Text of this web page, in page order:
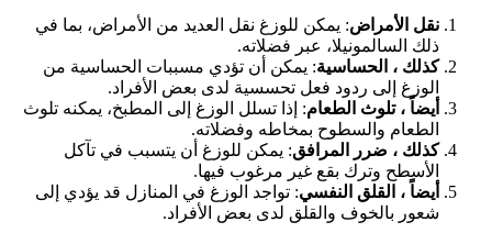
نقل الأمراض: يمكن للوزغ نقل العديد من الأمراض، بما في
ذلك السالمونيلا، عبر فضلاته.
كذلك ، الحساسية: يمكن أن تؤدي مسببات الحساسية من
الوزغ إلى ردود فعل تحسسية لدى بعض الأفراد.
أيضاً ، تلوث الطعام: إذا تسلل الوزغ إلى المطبخ، يمكنه تلوث
الطعام والسطوح بمخاطه وفضلاته.
كذلك ، ضرر المرافق: يمكن للوزغ أن يتسبب في تآكل
الأسطح وترك بقع غير مرغوب فيها.
أيضاً ، القلق النفسي: تواجد الوزغ في المنازل قد يؤدي إلى
شعور بالخوف والقلق لدى بعض الأفراد.